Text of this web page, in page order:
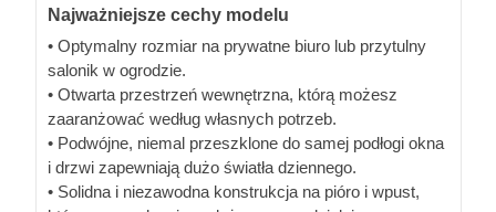
Najważniejsze cechy modelu
• Optymalny rozmiar na prywatne biuro lub przytulny
salonik w ogrodzie.
• Otwarta przestrzeń wewnętrzna, którą możesz
zaaranżować według własnych potrzeb.
• Podwójne, niemal przeszklone do samej podłogi okna
i drzwi zapewniają dużo światła dziennego.
• Solidna i niezawodna konstrukcja na pióro i wpust,